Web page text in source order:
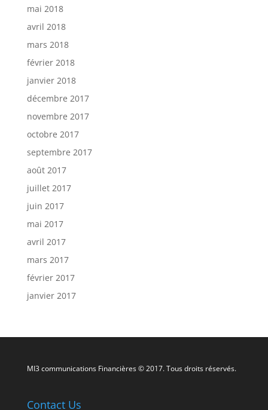
mai 2018
avril 2018
mars 2018
février 2018
janvier 2018
décembre 2017
novembre 2017
octobre 2017
septembre 2017
août 2017
juillet 2017
juin 2017
mai 2017
avril 2017
mars 2017
février 2017
janvier 2017
MI3 communications Financières © 2017. Tous droits réservés.
Contact Us